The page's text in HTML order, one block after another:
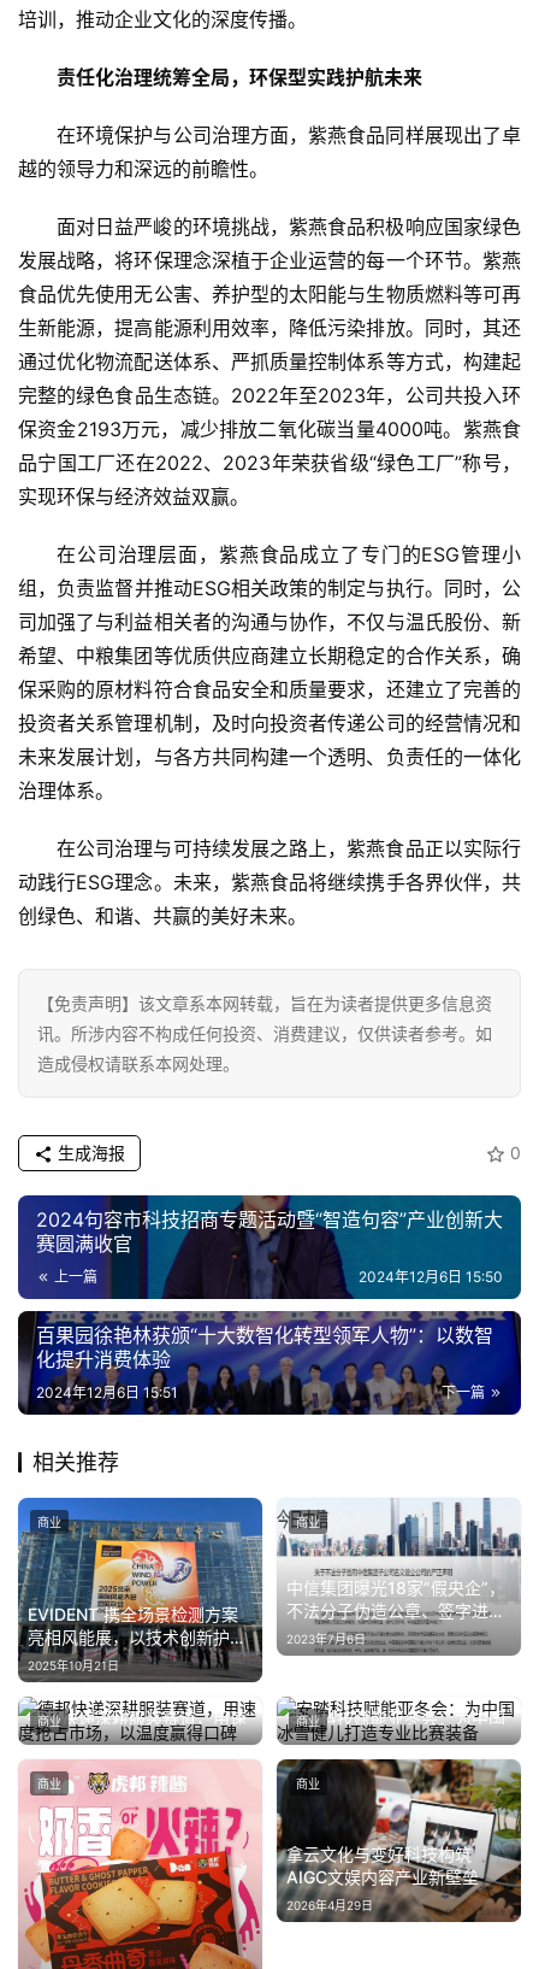
消
财
经
教
育
专
题
车
·
新
能
源
登录 注册
培训，推动企业文化的深度传播。
责任化治理统筹全局 ， 环保型实践护航未来
在环境保护与公司治理方面，紫燕食品同样展现出了卓
越的领导力和深远的前瞻性。
面对日益严峻的环境挑战，紫燕食品积极响应国家绿色
发展战略，将环保理念深植于企业运营的每一个环节。紫燕
食品优先使用无公害、养护型的太阳能与生物质燃料等可再
生新能源，提高能源利用效率，降低污染排放。同时，其还
通过优化物流配送体系、严抓质量控制体系等方式，构建起
完整的绿色食品生态链。2022年至2023年，公司共投入环
保资金2193万元，减少排放二氧化碳当量4000吨。紫燕食
品宁国工厂还在2022、2023年荣获省级“绿色工厂”称号，
实现环保与经济效益双赢。
在公司治理层面，紫燕食品成立了专门的ESG管理小
组，负责监督并推动ESG相关政策的制定与执行。同时，公
司加强了与利益相关者的沟通与协作，不仅与温氏股份、新
希望、中粮集团等优质供应商建立长期稳定的合作关系，确
保采购的原材料符合食品安全和质量要求，还建立了完善的
投资者关系管理机制，及时向投资者传递公司的经营情况和
未来发展计划，与各方共同构建一个透明、负责任的一体化
治理体系。
在公司治理与可持续发展之路上，紫燕食品正以实际行
动践行ESG理念。未来，紫燕食品将继续携手各界伙伴，共
创绿色、和谐、共赢的美好未来。
【免责声明】该文章系本网转载，旨在为读者提供更多信息资
讯。所涉内容不构成任何投资、消费建议，仅供读者参考。如
造成侵权请联系本网处理。
0
生成海报
2024句容市科技招商专题活动暨“智造句容”产业创新大
赛圆满收官
上一篇 2024年12月6日 15:50
百果园徐艳林获颁“十大数智化转型领军人物”：以数智
化提升消费体验
下一篇
2024年12月6日 15:51
相关推荐
EVIDENT 携全场景检测方案
亮相风能展，以技术创新护航
风电产业高质量发展
2025年10月21日
商业
中信集团曝光18家“假央企”，
不法分子伪造公章、签字进行
欺诈
2023年7月6日
商业
德邦快递深耕服装赛道，用速
度抢占市场，以温度赢得口碑
2025年9月9日
商业
安踏科技赋能亚冬会：为中国
冰雪健儿打造专业比赛装备
2025年2月9日
商业
商业
拿云文化与变好科技构筑
AIGC文娱内容产业新壁垒
2026年4月29日
商业